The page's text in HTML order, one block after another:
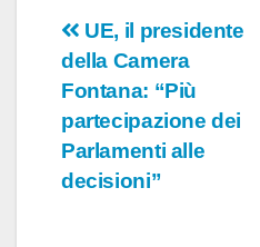
Navigazione
articoli
UE, il presidente
della Camera
Fontana: “Più
partecipazione dei
Parlamenti alle
decisioni”